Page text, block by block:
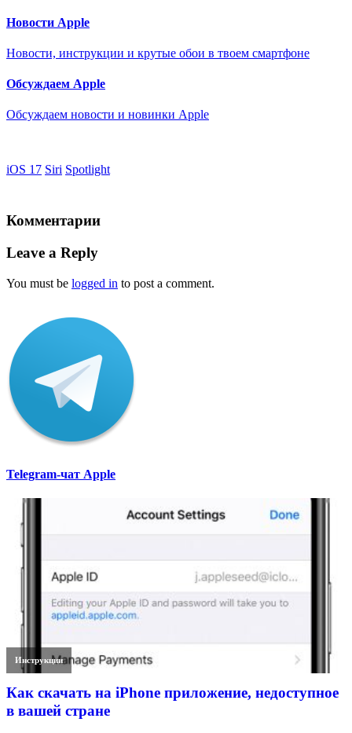
Новости Apple
Новости, инструкции и крутые обои в твоем смартфоне
Обсуждаем Apple
Обсуждаем новости и новинки Apple
iOS 17 Siri Spotlight
Комментарии
Leave a Reply
You must be logged in to post a comment.
Telegram-чат Apple
Инструкции
Как скачать на iPhone приложение, недоступное
в вашей стране